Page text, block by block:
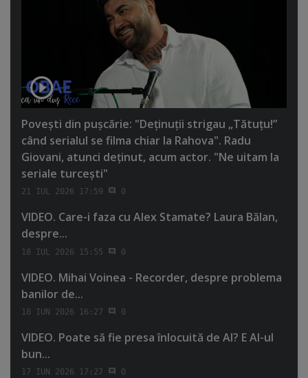
Poveşti din puşcărie: "Deţinuţii strigau „Tătuţu!”
când serialul se filma chiar la Rahova". Radu
Giovani, atunci deţinut, acum actor. "Ne uitam la
seriale turceşti"
21 IUL 2026 17:59 0
VIDEO. Care-i faza cu Alex Stamate? Laura Bălan,
despre...
18 IUL 2026 15:55 0
VIDEO. Mihai Voinea - Recorder, despre problema
banilor de...
18 IUN 2026 16:27 0
VIDEO. Poate să fie presa înlocuită de AI? E AI-ul
bun...
17 IUN 2026 17:27 0